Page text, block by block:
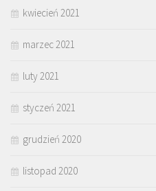
kwiecień 2021
marzec 2021
luty 2021
styczeń 2021
grudzień 2020
listopad 2020